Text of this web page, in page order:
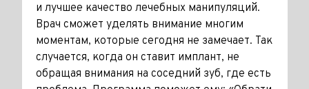
и лучшее качество лечебных мани­пуляций.
Врач сможет уделять вни­мание многим
моментам, которые сегодня не замечает. Так
случается, когда он ставит имплант, не
обращая внимания на соседний зуб, где есть